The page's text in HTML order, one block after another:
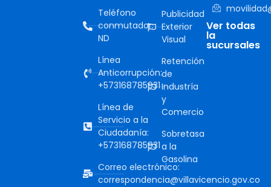
Teléfono
conmutador:
ND
Línea
Anticorrupción:
+573168785931
Línea de
Servicio a la
Ciudadanía:
+573168785931
Correo electrónico:
correspondencia@villavicencio.gov.co
Publicidad
Exterior
Visual
Retención
de
Industría
y
Comercio
Sobretasa
a la
Gasolina
Ver todas
la
sucursales